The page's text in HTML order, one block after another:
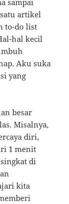
sampai
artikel
to-do list
hal kecil
Aku suka
yang
besar
Misalnya,
diri,
1 menit
di
kita